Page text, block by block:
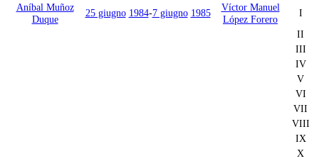
Aníbal Muñoz
Duque
25 giugno 1984-7 giugno 1985
Víctor Manuel
López Forero
I
II
III
IV
V
VI
VII
VIII
IX
X